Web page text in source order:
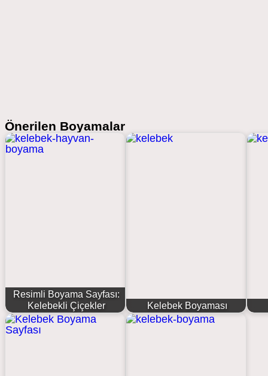
Önerilen Boyamalar
Resimli Boyama Sayfası:
Kelebekli Çiçekler
Kelebek Boyaması